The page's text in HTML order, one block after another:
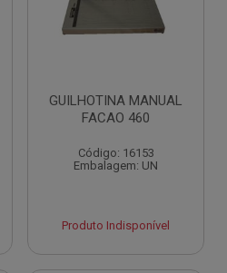
GUILHOTINA MANUAL
FACAO 460
Código: 16153
Embalagem: UN
Produto Indisponível